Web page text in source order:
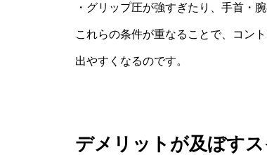
・グリップ圧が強すぎたり、手首・
これらの条件が重なることで、コン
出やすくなるのです。
デメリットが及ぼす